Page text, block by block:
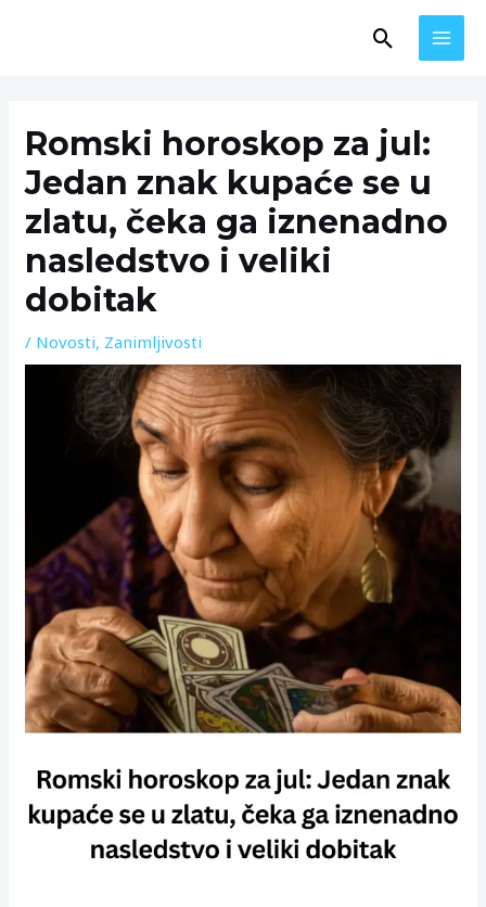
Search
Romski horoskop za jul:
Jedan znak kupaće se u
zlatu, čeka ga iznenadno
nasledstvo i veliki
dobitak
/ Novosti, Zanimljivosti